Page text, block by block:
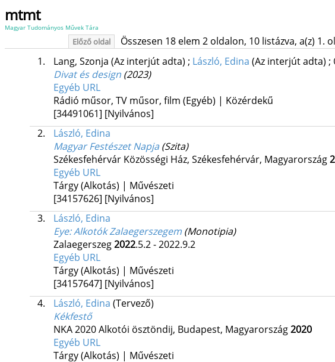
mtmt
Magyar Tudományos Művek Tára
Előző oldal Összesen 18 elem 2 oldalon, 10 listázva, a(z) 1.
1. Lang, Szonja (Az interjút adta) ; László, Edina (Az interjút adta) ;
Divat és design (2023)
Egyéb URL
Rádió műsor, TV műsor, film (Egyéb) | Közérdekű
[34491061] [Nyilvános]
2.
László, Edina
Magyar Festészet Napja(Szita)
Székesfehérvár Közösségi Ház, Székesfehérvár, Magyarország
Egyéb URL
Tárgy (Alkotás) | Művészeti
[34157626] [Nyilvános]
3.
László, Edina
Eye: Alkotók Zalaegerszegem(Monotipia)
Zalaegerszeg2022.5.2 - 2022.9.2
Egyéb URL
Tárgy (Alkotás) | Művészeti
[34157647] [Nyilvános]
4.
László, Edina (Tervező)
Kékfestő
NKA 2020 Alkotói ösztöndij, Budapest, Magyarország2020
Egyéb URL
Tárgy (Alkotás) | Művészeti